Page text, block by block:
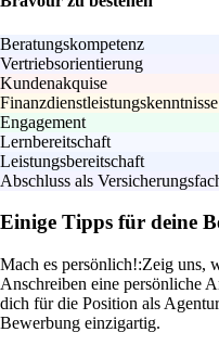
Beratungskompetenz
Vertriebsorientierung
Kundenakquise
Finanzdienstleistungskenntnisse
Engagement
Lernbereitschaft
Leistungsbereitschaft
Abschluss als
Einige Tipps für deine
Mach es persönlich!:Zeig uns,
Anschreiben eine persönliche
dich für die Position als
Bewerbung einzigartig.